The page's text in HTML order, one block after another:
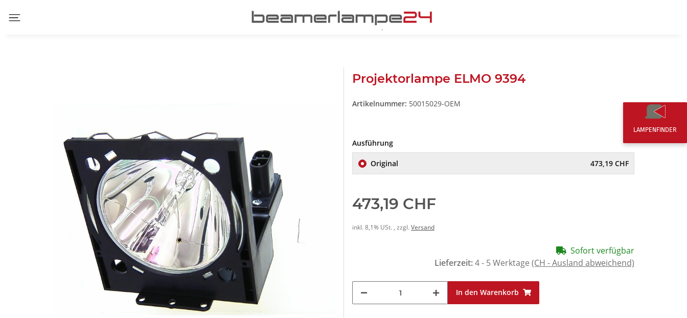
Projektorlampe ELMO 9394
Artikelnummer: 50015029-OEM
Ausführung
Original 473,19 CHF
473,19 CHF
inkl. 8,1% USt. , zzgl.Versand
Sofort verfügbar
Lieferzeit:4 - 5 Werktage (CH - Ausland abweichend)
In den Warenkorb
LAMPENFINDER